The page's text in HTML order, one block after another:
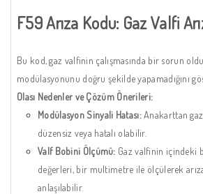
F59 Arıza Kodu: Gaz Valfi
Bu kod, gaz valfinin çalışmasında bir sorun
modülasyonunu doğru şekilde yapamadığını
Olası Nedenler ve Çözüm Önerileri:
Modülasyon Sinyali Hatası:Anakarttan
düzensiz veya hatalı olabilir.
Valf Bobini Ölçümü: Gaz valfinin içindeki
değerleri, bir multimetre ile ölçülerek
anlaşılabilir.